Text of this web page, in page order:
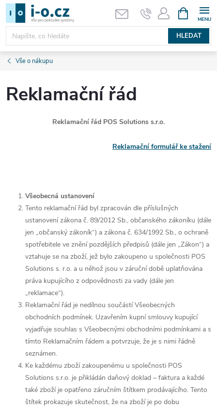
Přejít
obsah
HLEDAT
NÁKUPNÍ
KOŠÍK
Vše o nákupu
Reklamační řád
Reklamační řád POS Solutions s.r.o.
Reklamační formulář ke stažení
Všeobecná ustanovení
Tento reklamační řád byl zpracován dle příslušných
ustanovení zákona č. 89/2012 Sb., občanského zákoníku (dále
jen „občanský zákoník“) a zákona č. 634/1992 Sb., o ochraně
spotřebitele ve znění pozdějších předpisů (dále jen „Zákon“) a
vztahuje se na zboží, jež bylo zakoupeno u společnosti POS
Solutions s. r.o. a u něhož jsou v záruční době uplatňována
práva kupujícího z odpovědnosti za vady (dále jen
„reklamace“).
Reklamační řád je nedílnou součástí Všeobecných
obchodních podmínek. Uzavřením kupní smlouvy kupující
vyjadřuje souhlas s Všeobecnými obchodními podmínkami a s
tímto Reklamačním řádem a potvrzuje, že je s nimi řádně
seznámen.
Ke každému zboží zakoupenému u společnosti POS
Solutions s.r.o. je přikládán daňový doklad –⁠ faktura a každé
také zboží je opatřeno záručním štítkem prodávajícího. Tento
štítek prokazuje skutečnost, že na zboží je po dobu